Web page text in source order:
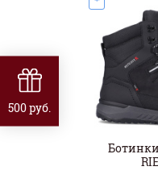
500 руб.